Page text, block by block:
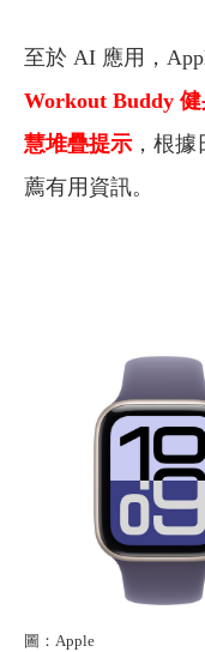
至於 AI 應用，
Workout Buddy
慧堆疊提示 ，根
薦有用資訊。
圖：Apple